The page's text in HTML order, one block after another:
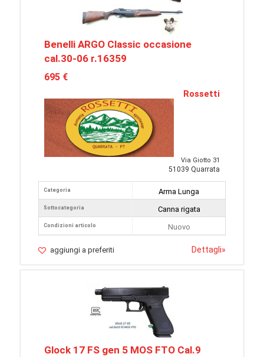
Benelli ARGO Classic occasione
cal.30-06 r.16359
695 €
Rossetti
Via Giotto 31
51039 Quarrata
Categoria
Sottocategoria
Condizioni articolo
Arma Lunga
Canna rigata
Nuovo
aggiungi a preferiti Dettagli»
Glock 17 FS gen 5 MOS FTO Cal.9